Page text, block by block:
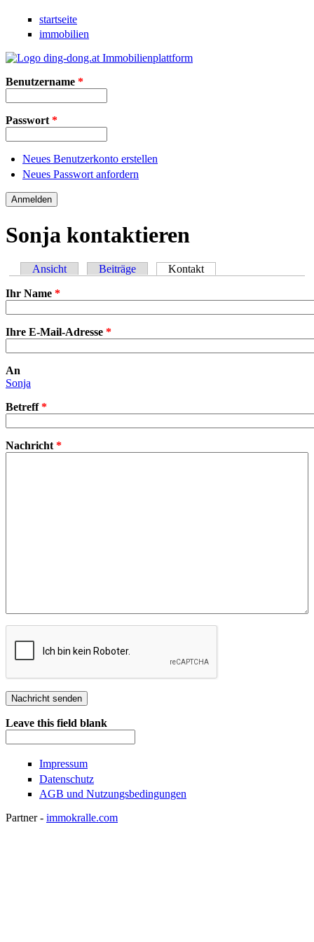
Direkt zum Inhalt
startseite
immobilien
Benutzername *
Passwort *
Neues Benutzerkonto erstellen
Neues Passwort anfordern
Sonja kontaktieren
Haupt-Reiter
Ansicht Beiträge Kontakt
Ihr Name *
Ihre E-Mail-Adresse *
An
Sonja
Betreff*
Nachricht *
Leave this field blank
Impressum
Datenschutz
AGB und Nutzungsbedingungen
Partner - immokralle.com